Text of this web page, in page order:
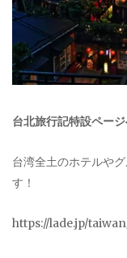
台北旅行記特設ページ
台湾全土のホテルや
す！
https://lade.jp/